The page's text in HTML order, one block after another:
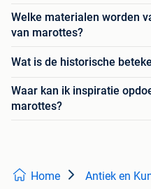
Welke materialen worden
van marottes?
Wat is de historische
Waar kan ik inspiratie
marottes?
Home Antiek en